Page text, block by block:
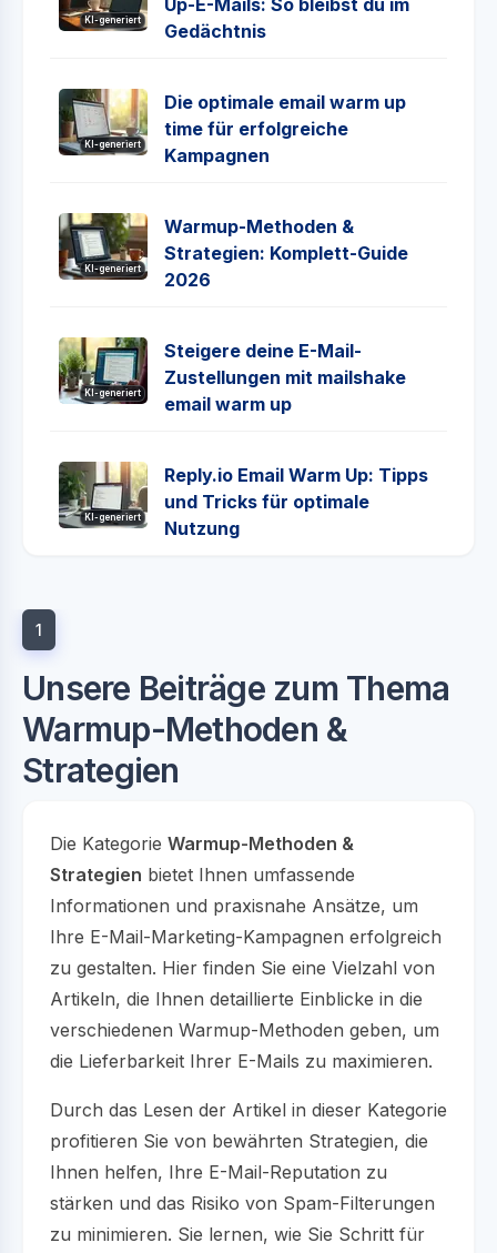
KI-generiert
Up-E-Mails: So bleibst du im
Gedächtnis
KI-generiert
Die optimale email warm up
time für erfolgreiche
Kampagnen
KI-generiert
Warmup-Methoden &
Strategien: Komplett-Guide
2026
KI-generiert
Steigere deine E-Mail-
Zustellungen mit mailshake
email warm up
KI-generiert
Reply.io Email Warm Up: Tipps
und Tricks für optimale
Nutzung
1
Unsere Beiträge zum Thema
Warmup-Methoden &
Strategien
Die Kategorie Warmup-Methoden &
Strategien bietet Ihnen umfassende
Informationen und praxisnahe Ansätze, um
Ihre E-Mail-Marketing-Kampagnen erfolgreich
zu gestalten. Hier finden Sie eine Vielzahl von
Artikeln, die Ihnen detaillierte Einblicke in die
verschiedenen Warmup-Methoden geben, um
die Lieferbarkeit Ihrer E-Mails zu maximieren.
Durch das Lesen der Artikel in dieser Kategorie
profitieren Sie von bewährten Strategien, die
Ihnen helfen, Ihre E-Mail-Reputation zu
stärken und das Risiko von Spam-Filterungen
zu minimieren. Sie lernen, wie Sie Schritt für